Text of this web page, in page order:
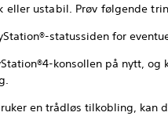
eller ustabil. Prøv følgende
statussiden for
konsollen på nytt,
en trådløs tilkobling, kan